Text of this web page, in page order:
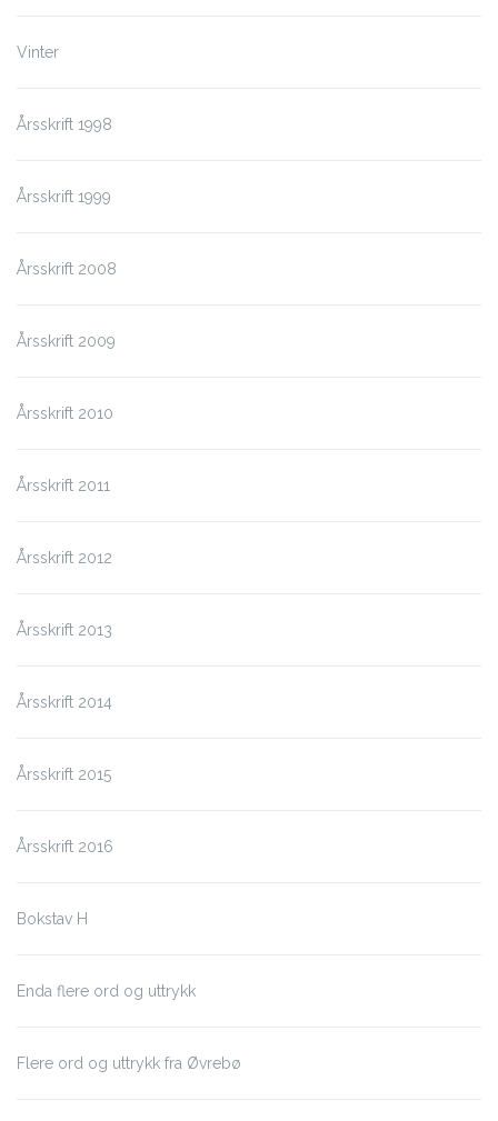
Vinter
Årsskrift 1998
Årsskrift 1999
Årsskrift 2008
Årsskrift 2009
Årsskrift 2010
Årsskrift 2011
Årsskrift 2012
Årsskrift 2013
Årsskrift 2014
Årsskrift 2015
Årsskrift 2016
Bokstav H
Enda flere ord og uttrykk
Flere ord og uttrykk fra Øvrebø